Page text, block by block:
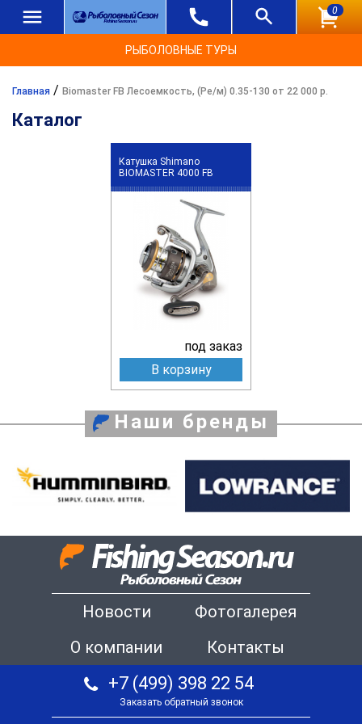
0
РЫБОЛОВНЫЕ ТУРЫ
Главная / Biomaster FB Лесоемкость, (Ре/м) 0.35-130 от 22 000 р.
Каталог
Катушка Shimano
BIOMASTER 4000 FB
под заказ
В корзину
Наши бренды
Новости
Фотогалерея
О компании
Контакты
+7 (499) 398 22 54
Заказать обратный звонок